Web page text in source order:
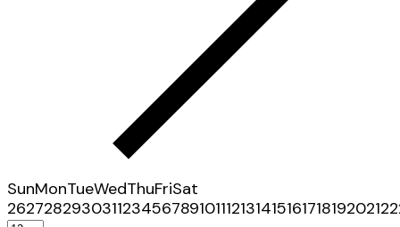
SunMonTueWedThuFriSat
26272829303112345678910111213141516171819202122